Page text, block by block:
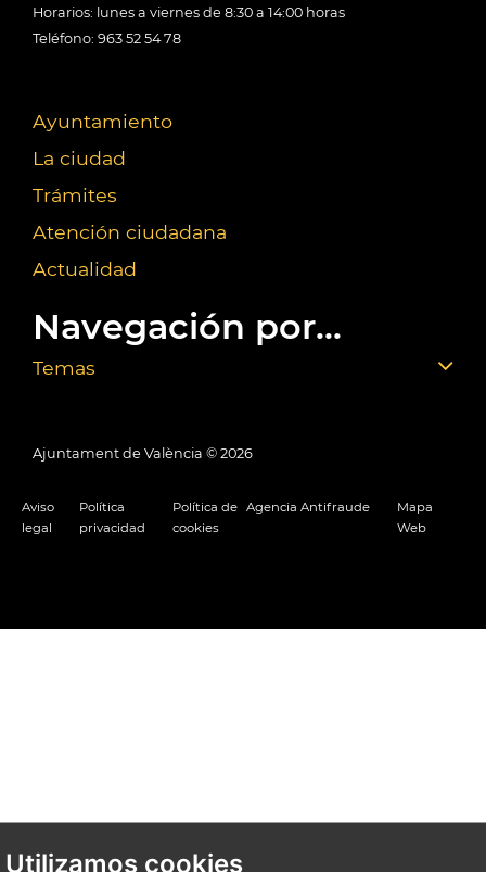
Utilizamos cookies
Horarios: lunes a viernes de 8:30 a 14:00 horas
Teléfono: 963 52 54 78
Ayuntamiento
La ciudad
Trámites
Atención ciudadana
Actualidad
Navegación por...
Temas
Ajuntament de València © 2026
Aviso
legal
Política
privacidad
Política de
cookies
Agencia Antifraude
Mapa
Web